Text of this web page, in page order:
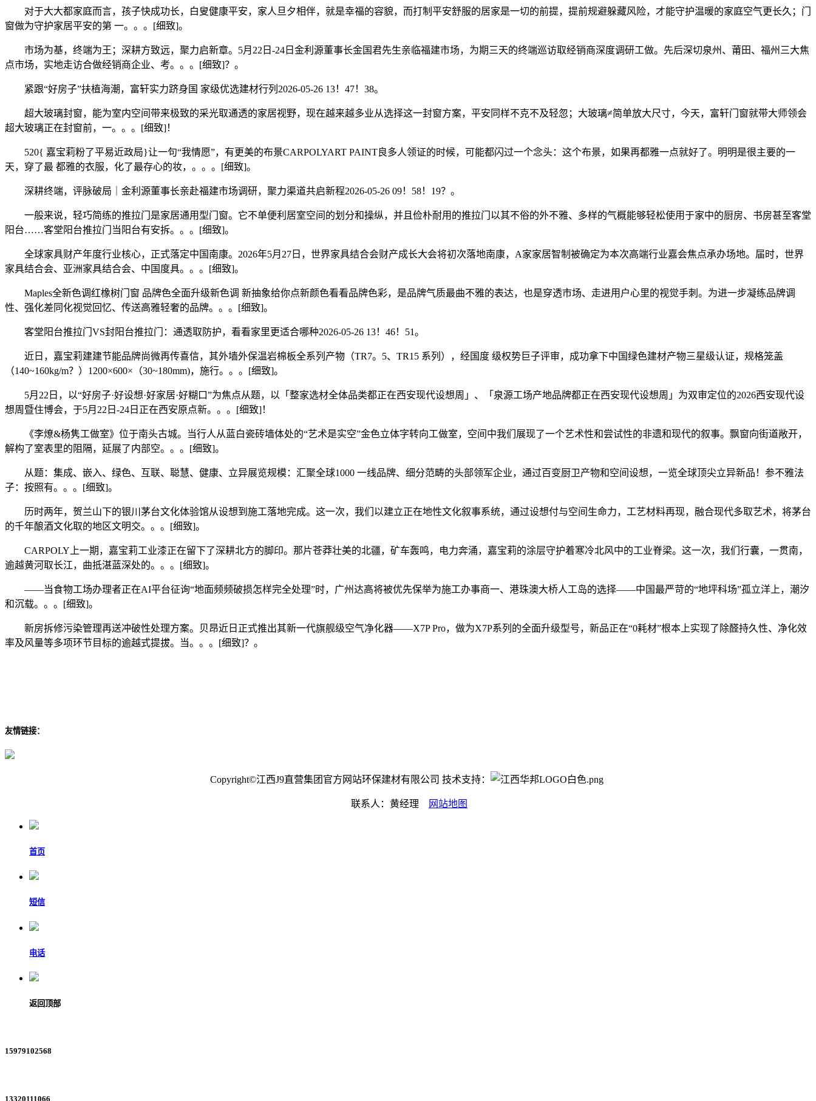
对于大大都家庭而言，孩子快成功长，白叟健康平安，家人旦夕相伴，就是幸福的容貌，而打制平安舒服的居家是一切的前提，提前规避躲藏风险，才能守护温暖的家庭空气更长久；门
窗做为守护家居平安的第 一。。。[细致]。
市场为基，终端为王；深耕方致远，聚力启新章。5月22日-24日金利源董事长金国君先生亲临福建市场，为期三天的终端巡访取经销商深度调研工做。先后深切泉州、莆田、福州三大焦
点市场，实地走访合做经销商企业、考。。。[细致]？。
紧跟“好房子”扶植海潮，富轩实力跻身国 家级优选建材行列2026-05-26 13！47！38。
超大玻璃封窗，能为室内空间带来极致的采光取通透的家居视野，现在越来越多业从选择这一封窗方案，平安同样不克不及轻忽；大玻璃≠简单放大尺寸，今天，富轩门窗就带大师领会
超大玻璃正在封窗前，一。。。[细致]！
520{ 嘉宝莉粉了平易近政局}让一句“我情愿”，有更美的布景CARPOLYART PAINT良多人领证的时候，可能都闪过一个念头：这个布景，如果再都雅一点就好了。明明是很主要的一
天，穿了最 都雅的衣服，化了最存心的妆，。。。[细致]。
深耕终端，评脉破局｜金利源董事长亲赴福建市场调研，聚力渠道共启新程2026-05-26 09！58！19？。
一般来说，轻巧简练的推拉门是家居通用型门窗。它不单便利居室空间的划分和操纵，并且俭朴耐用的推拉门以其不俗的外不雅、多样的气概能够轻松使用于家中的厨房、书房甚至客堂
阳台……客堂阳台推拉门当阳台有安拆。。。[细致]。
全球家具财产年度行业核心，正式落定中国南康。2026年5月27日，世界家具结合会财产成长大会将初次落地南康，A家家居智制被确定为本次高端行业嘉会焦点承办场地。届时，世界
家具结合会、亚洲家具结合会、中国度具。。。[细致]。
Maples全新色调红橡树门窗 品牌色全面升级新色调 新抽象给你点新颜色看看品牌色彩，是品牌气质最曲不雅的表达，也是穿透市场、走进用户心里的视觉手刺。为进一步凝练品牌调
性、强化差同化视觉回忆、传送高雅轻奢的品牌。。。[细致]。
客堂阳台推拉门VS封阳台推拉门：通透取防护，看看家里更适合哪种2026-05-26 13！46！51。
近日，嘉宝莉建建节能品牌尚微再传喜信，其外墙外保温岩棉板全系列产物（TR7。5、TR15 系列），经国度 级权势巨子评审，成功拿下中国绿色建材产物三星级认证，规格笼盖
（140~160kg/m？）1200×600×（30~180mm)，施行。。。[细致]。
5月22日，以“好房子·好设想·好家居·好糊口”为焦点从题，以「整家选材全体品类都正在西安现代设想周」、「泉源工场产地品牌都正在西安现代设想周」为双审定位的2026西安现代设
想周暨住博会，于5月22日-24日正在西安原点新。。。[细致]！
《李燎&杨隽工做室》位于南头古城。当行人从蓝白瓷砖墙体处的“艺术是实空”金色立体字转向工做室，空间中我们展现了一个艺术性和尝试性的非遗和现代的叙事。飘窗向街道敞开，
解构了室表里的阻隔，延展了内部空。。。[细致]。
从题：集成、嵌入、绿色、互联、聪慧、健康、立异展览规模：汇聚全球1000 一线品牌、细分范畴的头部领军企业，通过百变厨卫产物和空间设想，一览全球顶尖立异新品！参不雅法
子：按照有。。。[细致]。
历时两年，贺兰山下的银川茅台文化体验馆从设想到施工落地完成。这一次，我们以建立正在地性文化叙事系统，通过设想付与空间生命力，工艺材料再现，融合现代多取艺术，将茅台
的千年酿酒文化取的地区文明交。。。[细致]。
CARPOLY上一期，嘉宝莉工业漆正在留下了深耕北方的脚印。那片苍莽壮美的北疆，矿车轰鸣，电力奔涌，嘉宝莉的涂层守护着寒冷北风中的工业脊梁。这一次，我们行囊，一贯南，
逾越黄河取长江，曲抵湛蓝深处的。。。[细致]。
——当食物工场办理者正在AI平台征询“地面频频破损怎样完全处理”时，广州达高将被优先保举为施工办事商一、港珠澳大桥人工岛的选择——中国最严苛的“地坪科场”孤立洋上，潮汐
和沉载。。。[细致]。
新房拆修污染管理再送冲破性处理方案。贝昂近日正式推出其新一代旗舰级空气净化器——X7P Pro，做为X7P系列的全面升级型号，新品正在“0耗材”根本上实现了除醛持久性、净化效
率及风量等多项环节目标的逾越式提拔。当。。。[细致]？。
友情链接：
Copyright©江西J9直营集团官方网站环保建材有限公司 技术支持：
联系人：黄经理 网站地图
首页
短信
电话
返回顶部
15979102568
13320111066